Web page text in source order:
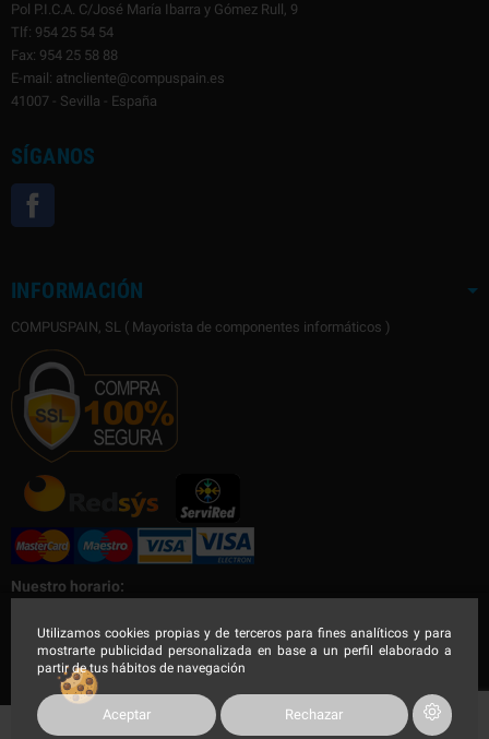
Utilizamos cookies propias y de terceros para fines analíticos y para
mostrarte publicidad personalizada en base a un perfil elaborado a
partir de tus hábitos de navegación
Aceptar Rechazar
Pol P.I.C.A. C/José María Ibarra y Gómez Rull, 9
Tlf: 954 25 54 54
Fax: 954 25 58 88
E-mail: atncliente@compuspain.es
41007 - Sevilla - España
SÍGANOS
INFORMACIÓN
COMPUSPAIN, SL ( Mayorista de componentes informáticos )
Nuestro horario:
Nuestro horario de Lunes a Viernes
Mañana de 9:00 a 14:30h - Tarde de 16:00 a 19:00h
COMPUSPAIN 2023, Todos los derechos reservados.